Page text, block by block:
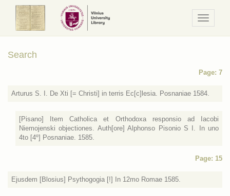
/
Meniu
Search
Page: 7
Arturus S. I. De Xti [= Christi] in terris Ec[c]lesia. Posnaniae 1584.
[Pisano] Item Catholica et Orthodoxa responsio ad Iacobi
Niemojenski objectiones. Auth[ore] Alphonso Pisonio S I. In uno
4to [4º] Posnaniae. 1585.
Page: 15
Ejusdem [Blosius] Psythogogia [!] In 12mo Romae 1585.